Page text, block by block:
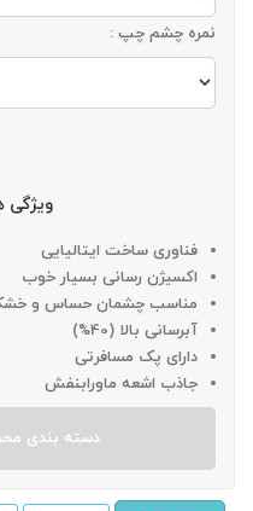
نمره چشم چپ :
فناوری ساخت ایتالیایی
اکسیژن رسانی بسیار خوب
مناسب چشمان حساس و
آبرسانی بالا (40%)
دارای پک مسافرتی
جاذب اشعه ماورابنفش
دسته بندی